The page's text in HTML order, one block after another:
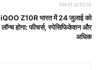
Next article
iQOO Z10R भारत में 24 जुलाई को
लॉन्च होगा: फीचर्स, स्पेसिफिकेशन और
अधिक